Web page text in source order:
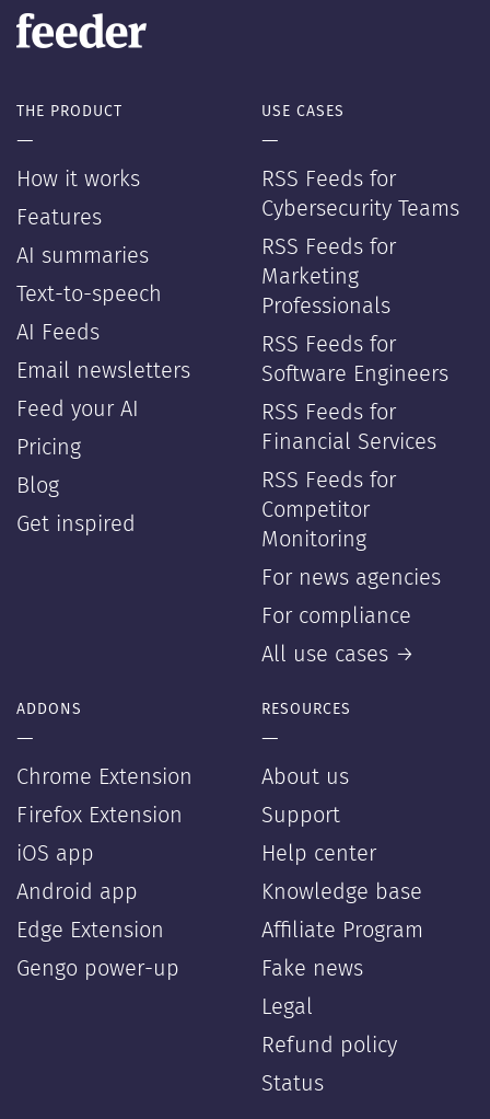
THE PRODUCT
—
How it works
Features
AI summaries
Text-to-speech
AI Feeds
Email newsletters
Feed your AI
Pricing
Blog
Get inspired
USE CASES
—
RSS Feeds for
Cybersecurity Teams
RSS Feeds for
Marketing
Professionals
RSS Feeds for
Software Engineers
RSS Feeds for
Financial Services
RSS Feeds for
Competitor
Monitoring
For news agencies
For compliance
All use cases →
ADDONS
—
Chrome Extension
Firefox Extension
iOS app
Android app
Edge Extension
Gengo power-up
RESOURCES
—
About us
Support
Help center
Knowledge base
Affiliate Program
Fake news
Legal
Refund policy
Status